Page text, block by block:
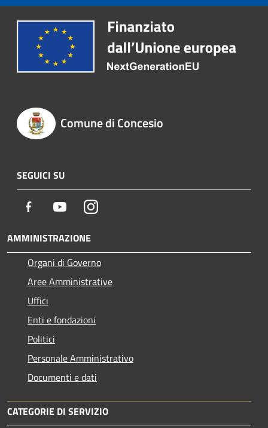
Comune di Concesio
SEGUICI SU
Facebook YoutubeInstagram
AMMINISTRAZIONE
Organi di Governo
Aree Amministrative
Uffici
Enti e fondazioni
Politici
Personale Amministrativo
Documenti e dati
CATEGORIE DI SERVIZIO